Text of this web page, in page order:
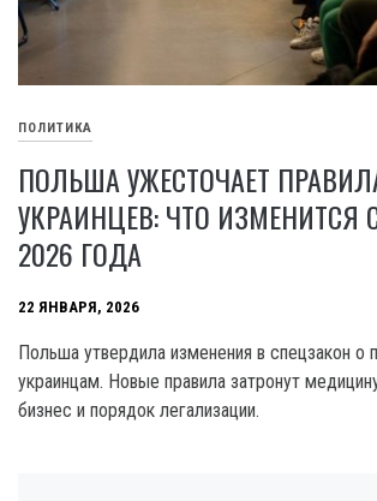
ПОЛИТИКА
ПОЛЬША УЖЕСТОЧАЕТ
УКРАИНЦЕВ: ЧТО ИЗМЕНИТСЯ
2026 ГОДА
22 ЯНВАРЯ, 2026
Польша утвердила изменения в спецзакон о
украинцам. Новые правила затронут
бизнес и порядок легализации.